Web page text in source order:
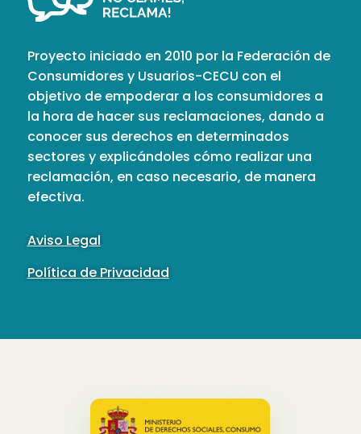
Proyecto iniciado en 2010 por la Federación de
Consumidores y Usuarios-CECU con el
objetivo de empoderar a los consumidores a
la hora de hacer sus reclamaciones, dando a
conocer sus derechos en determinados
sectores y explicándoles cómo realizar una
reclamación, en caso necesario, de manera
efectiva.
Aviso Legal
Política de Privacidad